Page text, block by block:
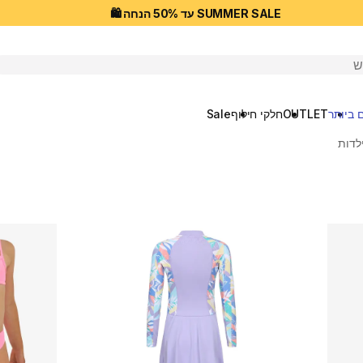
SUMMER SALE עד 50% הנחה 🛍️
ביותרOUTLETחלקי חילוףSale